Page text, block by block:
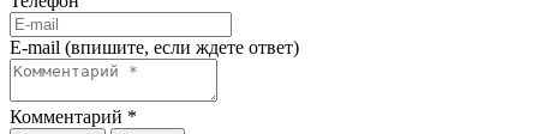
E-mail (впишите, если ждете ответ)
Комментарий *